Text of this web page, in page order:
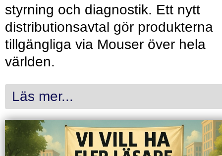
styrning och diagnostik. Ett nytt
distributionsavtal gör produkterna
tillgängliga via Mouser över hela
världen.
Läs mer...